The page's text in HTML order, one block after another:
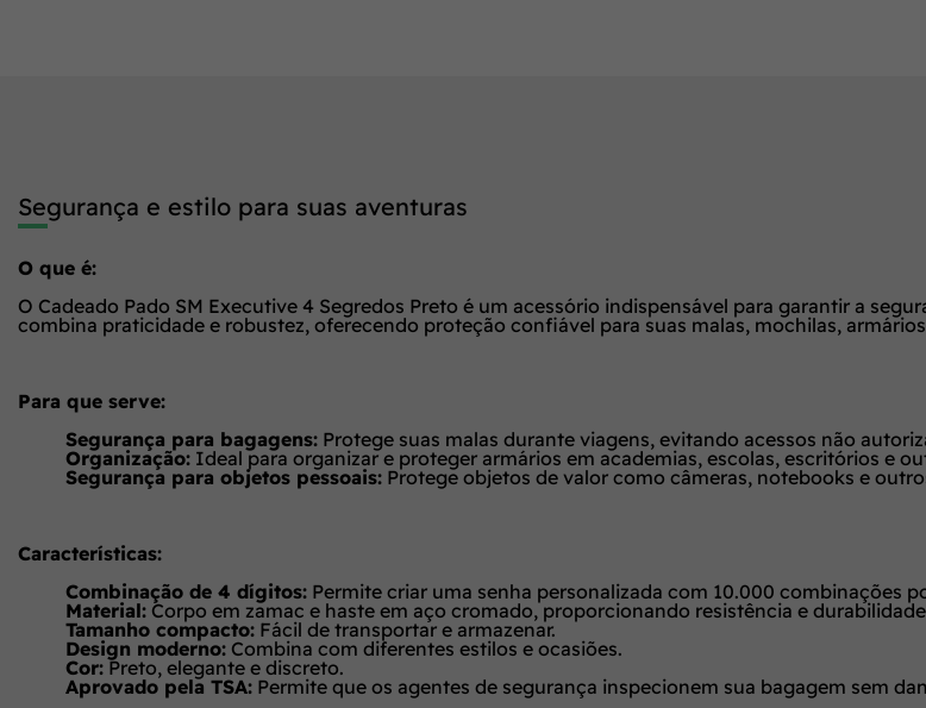
Segurança e estilo para suas aventuras
O que é:
O Cadeado Pado SM Executive 4 Segredos Preto é um acessório indispensável para garantir a
combina praticidade e robustez, oferecendo proteção confiável para suas malas, mochilas,
Para que serve:
Segurança para bagagens: Protege suas malas durante viagens, evitando acessos não
Organização: Ideal para organizar e proteger armários em academias, escolas, escritórios e
Segurança para objetos pessoais: Protege objetos de valor como câmeras, notebooks e
Características:
Combinação de 4 dígitos: Permite criar uma senha personalizada com 10.000 combinações
Material: Corpo em zamac e haste em aço cromado, proporcionando resistência e
Tamanho compacto: Fácil de transportar e armazenar.
Design moderno: Combina com diferentes estilos e ocasiões.
Cor: Preto, elegante e discreto.
Aprovado pela TSA: Permite que os agentes de segurança inspecionem sua bagagem sem